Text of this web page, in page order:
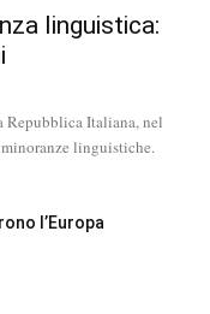
linguistica:
Repubblica Italiana, nel
linguistiche.
l’Europa